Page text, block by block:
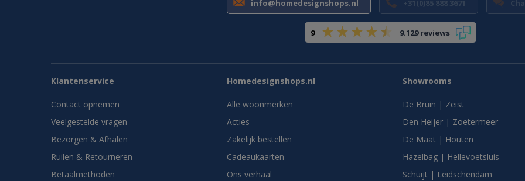
info@homedesignshops.nl +31(0)85 888 3671
9 9.129 reviews
Klantenservice
Contact opnemen
Veelgestelde vragen
Bezorgen & Afhalen
Ruilen & Retourneren
Betaalmethoden
Homedesignshops.nl
Alle woonmerken
Acties
Zakelijk bestellen
Cadeaukaarten
Ons verhaal
Showrooms
De Bruin | Zeist
Den Heijer | Zoetermeer
De Maat | Houten
Hazelbag | Hellevoetsluis
Schuijt | Leidschendam